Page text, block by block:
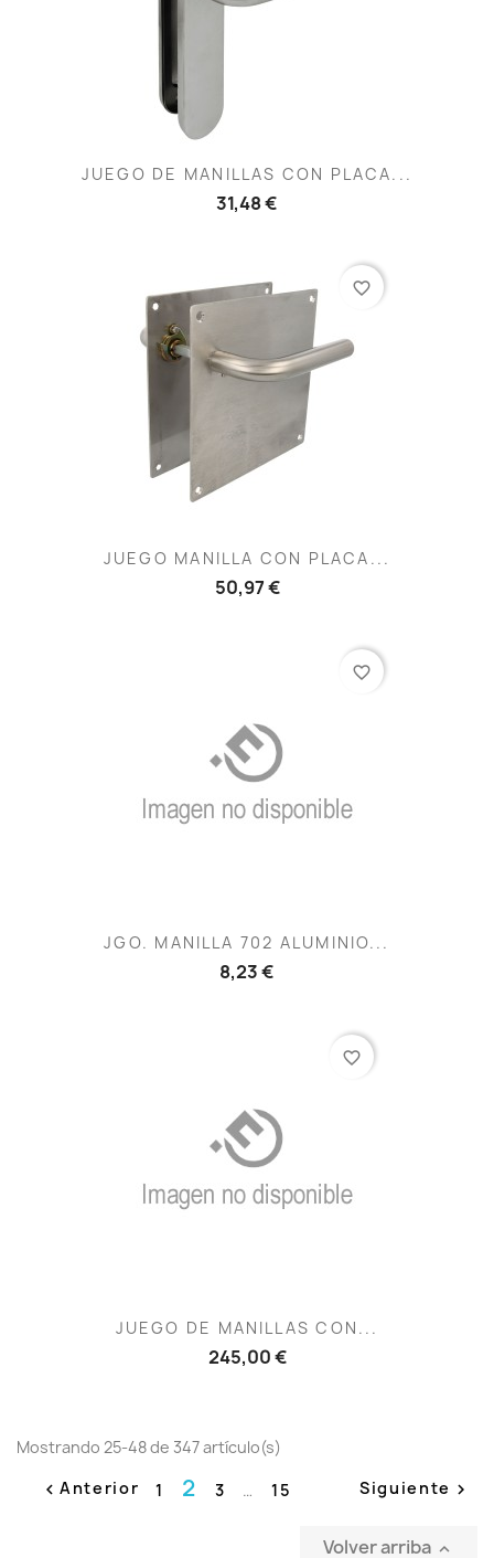
JUEGO DE MANILLAS CON PLACA...
31,48 €
JUEGO MANILLA CON PLACA...
50,97 €
favorite_border
JGO. MANILLA 702 ALUMINIO...
8,23 €
favorite_border
JUEGO DE MANILLAS CON...
245,00 €
favorite_border
Mostrando 25-48 de 347 artículo(s)
 Anterior 1 2 3 … 15 Siguiente 
Volver arriba 